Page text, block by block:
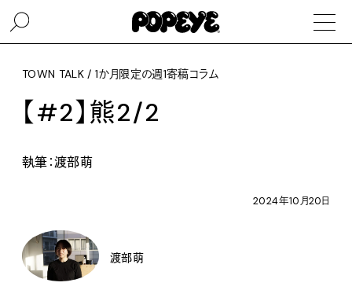
TOWN TALK / 1か月限定の週1寄稿コラム
【#2】熊2/2
執筆：渡部萌
2024年10月20日
渡部萌